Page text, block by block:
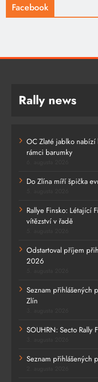
Facebook
Rally news
OC Zlaté jablko
rámci barumky
Do Zlína míří špička
Rallye Finsko: Létající
vítězství v řadě
Odstartoval příjem
2026
Seznam přihlášených
Zlín
SOUHRN: Secto Rally
Seznam přihlášených